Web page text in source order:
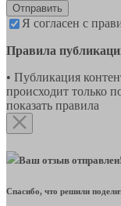
Отправить
Я согласен с
Правила
• Публикация
происходит только
показать правила
Ваш отзыв отправлен!
Спасибо, что решили